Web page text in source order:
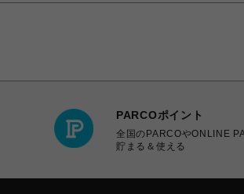
PARCOポイント
全国のPARCOやONLINE
貯まる＆使える